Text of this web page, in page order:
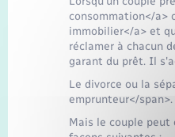
consommation</a>
immobilier</a> et
réclamer à chacun
garant du prêt. Il
Le divorce ou la
emprunteur</span>.
Mais le couple peut